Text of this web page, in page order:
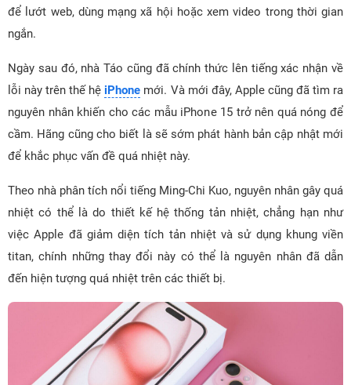
để lướt web, dùng mạng xã hội hoặc xem video trong thời gian
ngắn.
Ngày sau đó, nhà Táo cũng đã chính thức lên tiếng xác nhận về
lỗi này trên thế hệ iPhone mới. Và mới đây, Apple cũng đã tìm ra
nguyên nhân khiến cho các mẫu iPhone 15 trở nên quá nóng để
cầm. Hãng cũng cho biết là sẽ sớm phát hành bản cập nhật mới
để khắc phục vấn đề quá nhiệt này.
Theo nhà phân tích nổi tiếng Ming-Chi Kuo, nguyên nhân gây quá
nhiệt có thể là do thiết kế hệ thống tản nhiệt, chẳng hạn như
việc Apple đã giảm diện tích tản nhiệt và sử dụng khung viền
titan, chính những thay đổi này có thể là nguyên nhân đã dẫn
đến hiện tượng quá nhiệt trên các thiết bị.